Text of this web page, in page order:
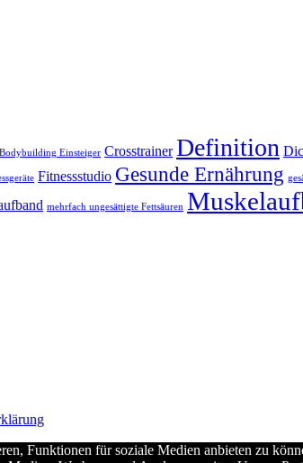
Bodybuilding Einsteiger Crosstrainer Definition
Fitnessstudio Gesunde Ernährung
mehrfach ungesättigte Fettsäuren
Funktionen für soziale Medien anbieten zu